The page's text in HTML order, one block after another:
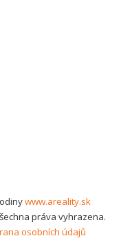
www.areality.sk
práva vyhrazena.
osobních údajů